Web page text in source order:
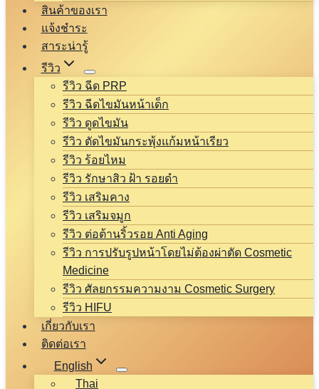
สินค้าของเรา
แจ้งชำระ
สาระน่ารู้
รีวิว
รีวิว ฉีด PRP
รีวิว ฉีดไขมันหน้าเด็ก
รีวิว ดูดไขมัน
รีวิว ตัดไขมันกระพุ้งแก้มหน้าเรียว
รีวิว ร้อยไหม
รีวิว รักษาสิว ฝ้า รอยดำ
รีวิว เสริมคาง
รีวิว เสริมจมูก
รีวิว ต่อต้านริ้วรอย Anti Aging
รีวิว การปรับรูปหน้าโดยไม่ต้องผ่าตัด Cosmetic
Medicine
รีวิว ศัลยกรรมความงาม Cosmetic Surgery
รีวิว HIFU
เกี่ยวกับเรา
ติดต่อเรา
English
Thai